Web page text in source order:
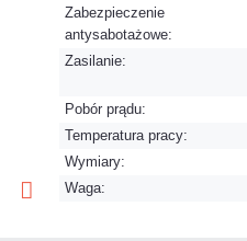
Zabezpieczenie
antysabotażowe:
Zasilanie:
Pobór prądu:
Temperatura pracy:
Wymiary:
Waga: